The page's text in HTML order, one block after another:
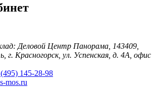
Деловой Центр Панорама, 143409,
г. Красногорск, ул. Успенская, д. 4А, офис
145-28-98
mos.ru